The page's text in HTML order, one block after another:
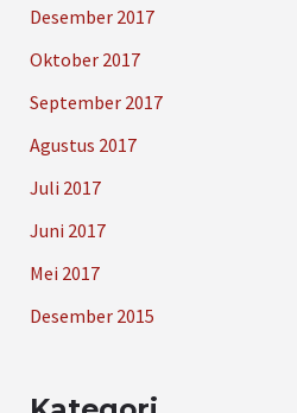
Desember 2017
Oktober 2017
September 2017
Agustus 2017
Juli 2017
Juni 2017
Mei 2017
Desember 2015